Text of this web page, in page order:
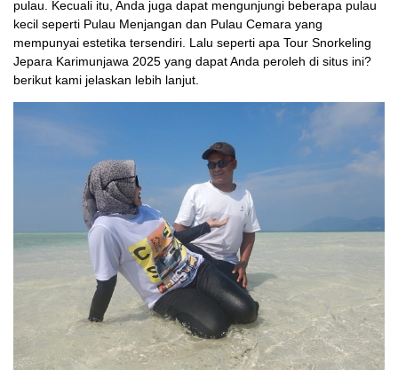
pulau. Kecuali itu, Anda juga dapat mengunjungi beberapa pulau
kecil seperti Pulau Menjangan dan Pulau Cemara yang
mempunyai estetika tersendiri. Lalu seperti apa Tour Snorkeling
Jepara Karimunjawa 2025 yang dapat Anda peroleh di situs ini?
berikut kami jelaskan lebih lanjut.